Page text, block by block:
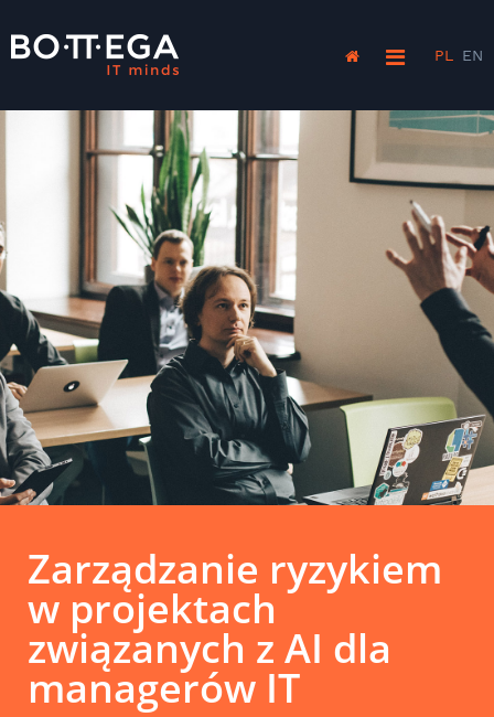
PL EN
Zarządzanie ryzykiem
w projektach
związanych z AI dla
managerów IT